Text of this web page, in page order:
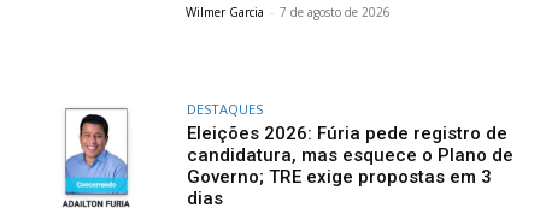
Wilmer Garcia - 7 de agosto de 2026
DESTAQUES
Eleições 2026: Fúria pede registro de
candidatura, mas esquece o Plano de
Governo; TRE exige propostas em 3
dias